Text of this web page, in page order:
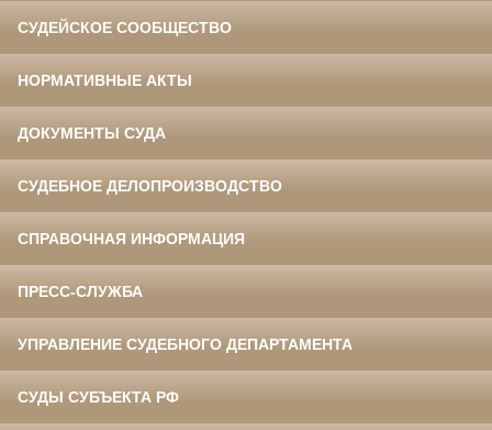
СУДЕЙСКОЕ СООБЩЕСТВО
НОРМАТИВНЫЕ АКТЫ
ДОКУМЕНТЫ СУДА
СУДЕБНОЕ ДЕЛОПРОИЗВОДСТВО
СПРАВОЧНАЯ ИНФОРМАЦИЯ
ПРЕСС-СЛУЖБА
УПРАВЛЕНИЕ СУДЕБНОГО ДЕПАРТАМЕНТА
СУДЫ СУБЪЕКТА РФ